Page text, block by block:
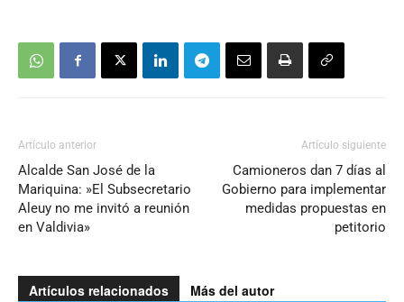
Artículo anterior
Alcalde San José de la
Mariquina: »El Subsecretario
Aleuy no me invitó a reunión
en Valdivia»
Artículo siguiente
Camioneros dan 7 días al
Gobierno para implementar
medidas propuestas en
petitorio
Artículos relacionados Más del autor